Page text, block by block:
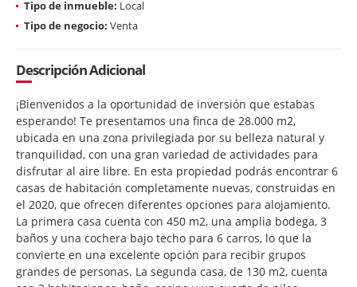
Tipo de inmueble: Local
Tipo de negocio: Venta
Descripción Adicional
¡Bienvenidos a la oportunidad de inversión que estabas
esperando! Te presentamos una finca de 28.000 m2,
ubicada en una zona privilegiada por su belleza natural y
tranquilidad, con una gran variedad de actividades para
disfrutar al aire libre. En esta propiedad podrás encontrar 6
casas de habitación completamente nuevas, construidas en
el 2020, que ofrecen diferentes opciones para alojamiento.
La primera casa cuenta con 450 m2, una amplia bodega, 3
baños y una cochera bajo techo para 6 carros, lo que la
convierte en una excelente opción para recibir grupos
grandes de personas. La segunda casa, de 130 m2, cuenta